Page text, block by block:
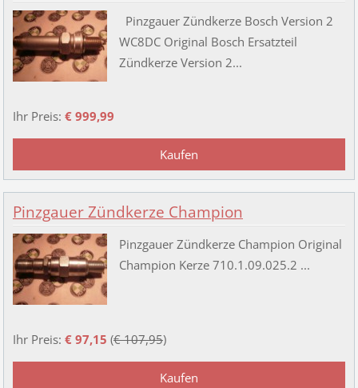
Pinzgauer Zündkerze Bosch Version 2
WC8DC Original Bosch Ersatzteil
Zündkerze Version 2...
Ihr Preis: € 999,99
Pinzgauer Zündkerze Champion
Pinzgauer Zündkerze Champion Original
Champion Kerze 710.1.09.025.2 ...
Ihr Preis: € 97,15 (€ 107,95)